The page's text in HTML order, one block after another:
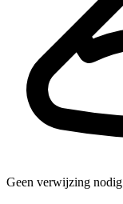
Geen verwijzing nodig